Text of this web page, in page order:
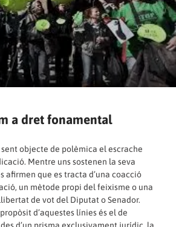
a dret fonamental
objecte de polèmica el escrache
Mentre uns sostenen la seva
afirmen que es tracta d’una coacció
un mètode propi del feixisme o una
de vot del Diputat o Senador.
d’aquestes línies és el de
d’un prisma exclusivament jurídic, la